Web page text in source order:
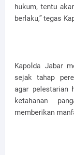
hukum, tentu
berlaku,” tegas
Kapolda Jabar
sejak tahap
agar pelestarian
ketahanan
memberikan